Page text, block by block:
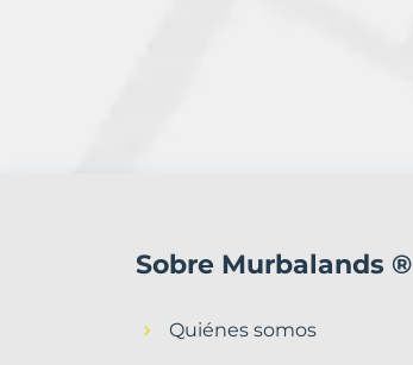
Barcelona
Sobre Murbalands ®
Quiénes somos